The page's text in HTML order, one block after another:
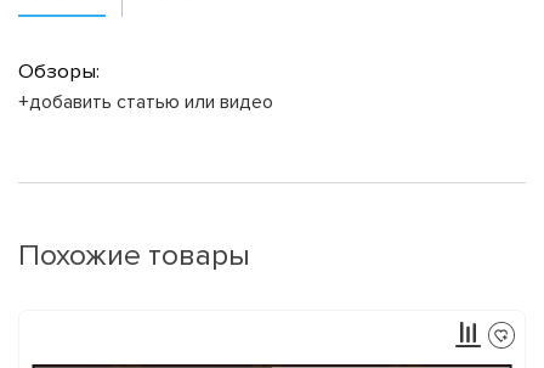
Обзоры:
+добавить статью или видео
Похожие товары